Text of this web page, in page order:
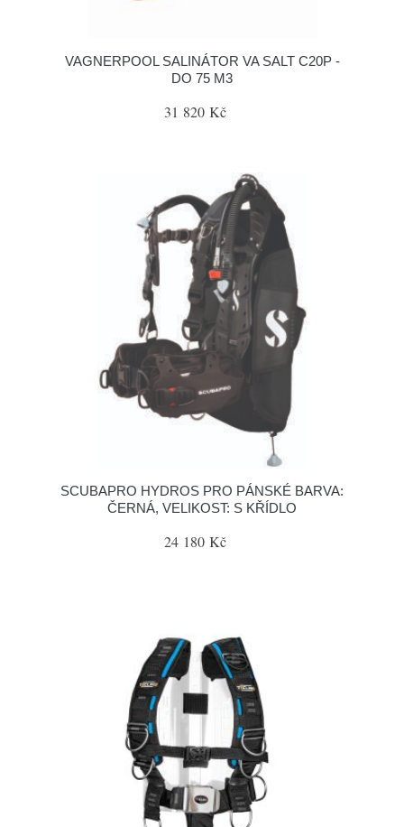
VAGNERPOOL SALINÁTOR VA SALT C20P -
DO 75 M3
31 820 Kč
SCUBAPRO HYDROS PRO PÁNSKÉ BARVA:
ČERNÁ, VELIKOST: S KŘÍDLO
24 180 Kč